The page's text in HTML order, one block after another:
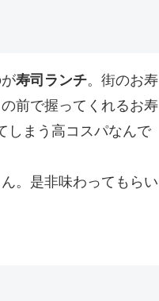
寿司ランチ。街のお寿
前で握ってくれるお寿
しまう高コスパなんで
。是非味わってもらい